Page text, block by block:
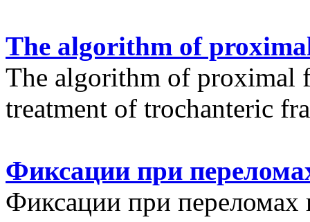
The algorithm of
The algorithm of proximal
treatment of trochanteric
Фиксации при
Фиксации при переломах